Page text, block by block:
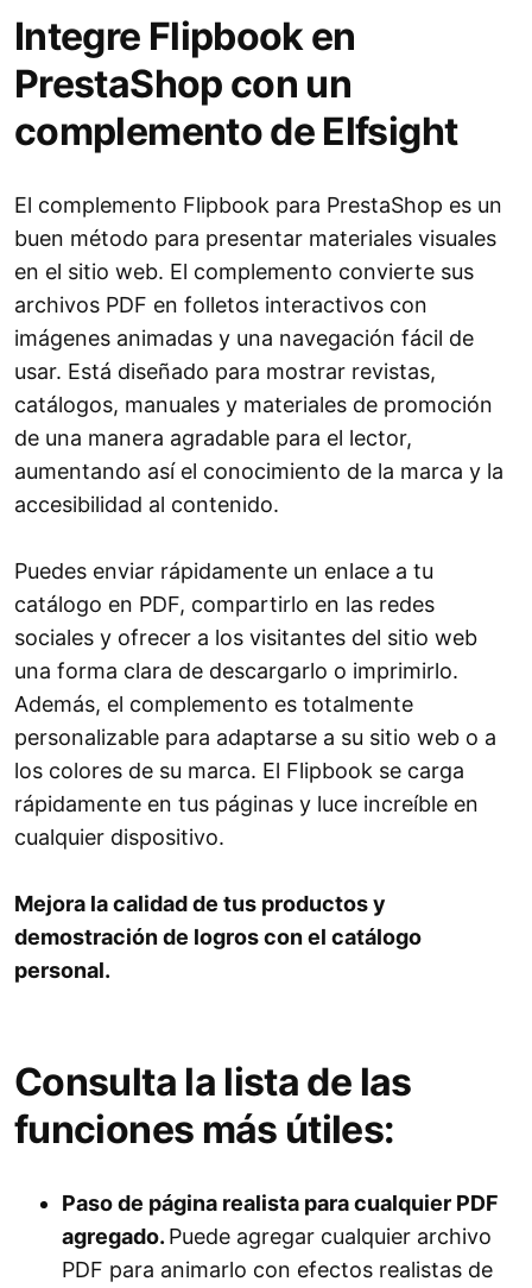
Integre Flipbook en
PrestaShop con un
complemento de Elfsight
El complemento Flipbook para PrestaShop es un
buen método para presentar materiales visuales
en el sitio web. El complemento convierte sus
archivos PDF en folletos interactivos con
imágenes animadas y una navegación fácil de
usar. Está diseñado para mostrar revistas,
catálogos, manuales y materiales de promoción
de una manera agradable para el lector,
aumentando así el conocimiento de la marca y la
accesibilidad al contenido.
Puedes enviar rápidamente un enlace a tu
catálogo en PDF, compartirlo en las redes
sociales y ofrecer a los visitantes del sitio web
una forma clara de descargarlo o imprimirlo.
Además, el complemento es totalmente
personalizable para adaptarse a su sitio web o a
los colores de su marca. El Flipbook se carga
rápidamente en tus páginas y luce increíble en
cualquier dispositivo.
Mejora la calidad de tus productos y
demostración de logros con el catálogo
personal.
Consulta la lista de las
funciones más útiles:
Paso de página realista para cualquier PDF
agregado. Puede agregar cualquier archivo
PDF para animarlo con efectos realistas de